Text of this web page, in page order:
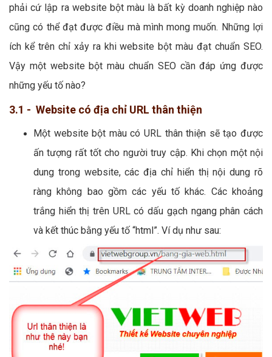
phải cứ lập ra website bột màu là bất kỳ doanh nghiệp nào
cũng có thể đạt được điều mà mình mong muốn. Những lợi
ích kể trên chỉ xảy ra khi website bột màu đạt chuẩn SEO.
Vậy một website bột màu chuẩn SEO cần đáp ứng được
những yếu tố nào?
3.1 - Website có địa chỉ URL thân thiện
Một website bột màu có URL thân thiện sẽ tạo được
ấn tượng rất tốt cho người truy cập. Khi chọn một nội
dung trong website, các địa chỉ hiển thị nội dung rõ
ràng không bao gồm các yếu tố khác. Các khoảng
trắng hiển thị trên URL có dấu gạch ngang phân cách
và kết thúc bằng yếu tố “html”. Ví dụ như sau: